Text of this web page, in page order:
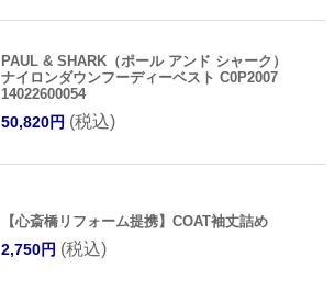
guji golf別注MASACCIOマサッチョ ライトジャ
ージーテーパードシャーリングパンツ
MASACCIOLF/1-A3573 13041602117
26,950円 (税込)
ポリエステルウールモヘヤ2Bジャケット 24193-
002 17041400037
41,580円 (税込)